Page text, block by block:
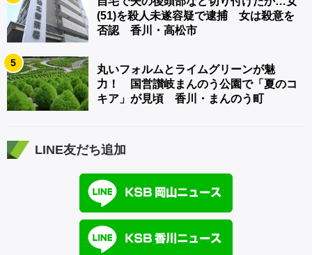
(51)を殺人未遂容疑で逮捕 女は殺意を
否認 香川・高松市
5
丸いフォルムとライムグリーンが魅
力！ 国営讃岐まんのう公園で「夏のコ
キア」が見頃 香川・まんのう町
LINE友だち追加